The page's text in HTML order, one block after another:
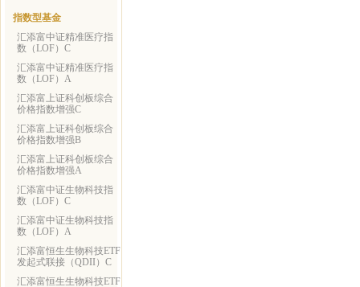
指数型基金
汇添富中证精准医疗指
数（LOF）C
汇添富中证精准医疗指
数（LOF）A
汇添富上证科创板综合
价格指数增强C
汇添富上证科创板综合
价格指数增强B
汇添富上证科创板综合
价格指数增强A
汇添富中证生物科技指
数（LOF）C
汇添富中证生物科技指
数（LOF）A
汇添富恒生生物科技ETF
发起式联接（QDII）C
汇添富恒生生物科技ETF